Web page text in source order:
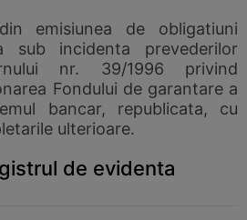
emisiunea de obligatiuni
sub incidenta prevederilor
nr. 39/1996 privind
Fondului de garantare a
bancar, republicata, cu
ulterioare.
de evidenta